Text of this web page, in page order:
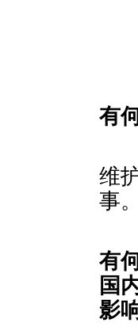
有
答
维
事。
有
国
影